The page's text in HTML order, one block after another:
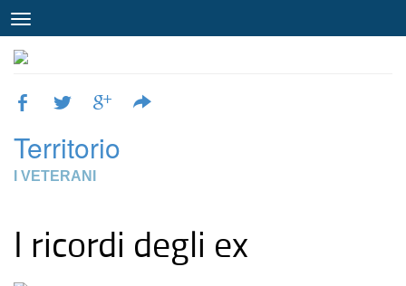
Territorio
I VETERANI
I ricordi degli ex